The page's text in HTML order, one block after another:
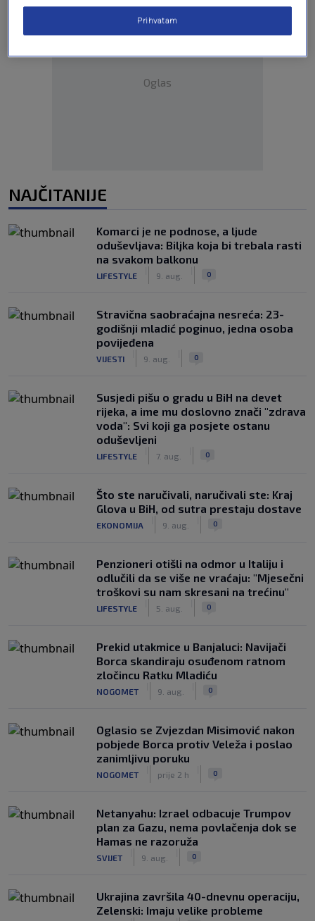
Oglas
NAJČITANIJE
Komarci je ne podnose, a ljude
oduševljava: Biljka koja bi trebala rasti
na svakom balkonu
LIFESTYLE 9. aug. 0
Stravična saobraćajna nesreća: 23-
godišnji mladić poginuo, jedna osoba
povijeđena
VIJESTI 9. aug. 0
Susjedi pišu o gradu u BiH na devet
rijeka, a ime mu doslovno znači "zdrava
voda": Svi koji ga posjete ostanu
oduševljeni
LIFESTYLE 7. aug. 0
Što ste naručivali, naručivali ste: Kraj
Glova u BiH, od sutra prestaju dostave
EKONOMIJA 9. aug. 0
Penzioneri otišli na odmor u Italiju i
odlučili da se više ne vraćaju: "Mjesečni
troškovi su nam skresani na trećinu"
LIFESTYLE 5. aug. 0
Prekid utakmice u Banjaluci: Navijači
Borca skandiraju osuđenom ratnom
zločincu Ratku Mladiću
NOGOMET 9. aug. 0
Oglasio se Zvjezdan Misimović nakon
pobjede Borca protiv Veleža i poslao
zanimljivu poruku
NOGOMET prije 2 h 0
Netanyahu: Izrael odbacuje Trumpov
plan za Gazu, nema povlačenja dok se
Hamas ne razoruža
SVIJET 9. aug. 0
Ukrajina završila 40-dnevnu operaciju,
Zelenski: Imaju velike probleme
Prihvatam